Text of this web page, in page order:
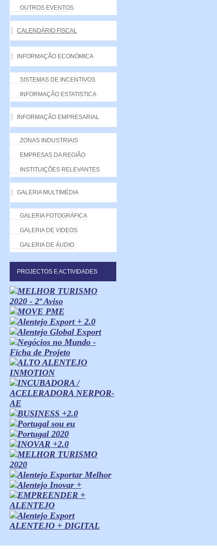
OUTROS EVENTOS
CALENDÁRIO FISCAL
INFORMAÇÃO ECONÓMICA
SISTEMAS DE INCENTIVOS
INFORMAÇÃO ESTATISTICA
INFORMAÇÃO EMPRESARIAL
ZONAS INDUSTRIAIS
EMPRESAS DA REGIÃO
INSTITUIÇÕES RELEVANTES
GALERIA MULTIMÉDIA
GALERIA FOTOGRÁFICA
GALERIA DE VIDEOS
GALERIA DE ÁUDIO
PROJECTOS E ACTIVIDADES
ALENTEJO + DIGITAL